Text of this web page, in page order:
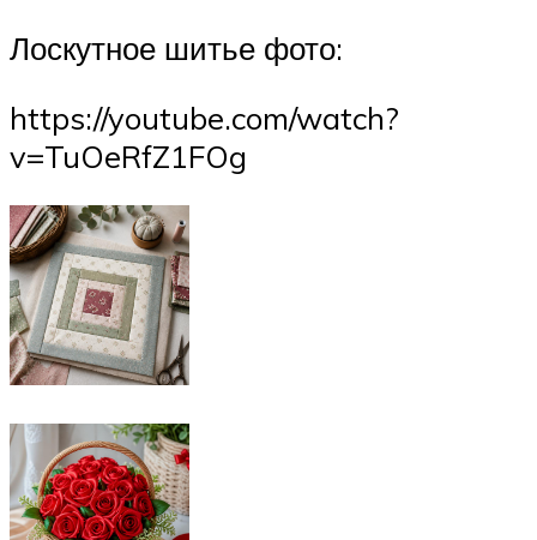
Лоскутное шитье фото:
https://youtube.com/watch?
v=TuOeRfZ1FOg